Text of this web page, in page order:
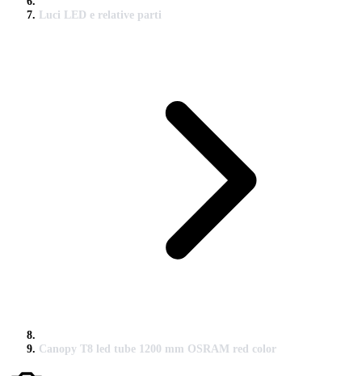
Luci LED e relative parti
Canopy T8 led tube 1200 mm OSRAM red color